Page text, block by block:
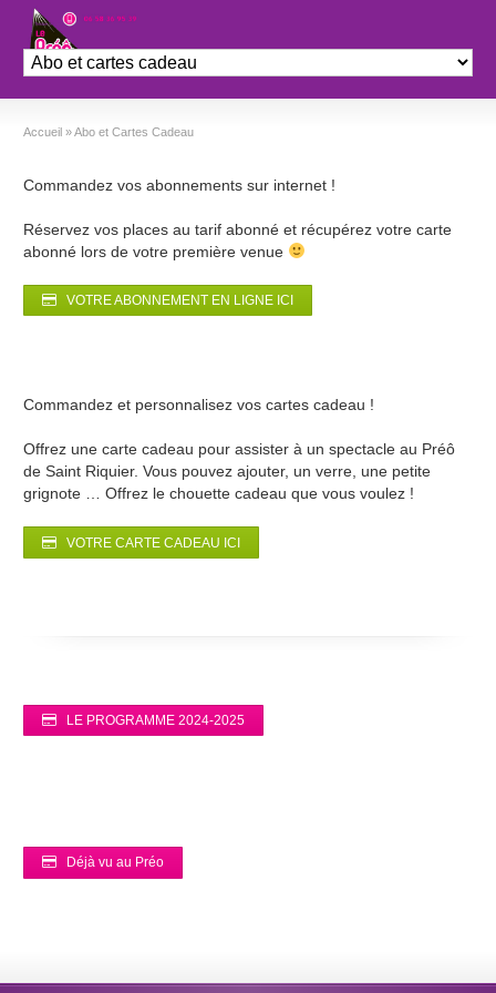
Théâtre le Préo
Accueil »Abo et Cartes Cadeau
Commandez vos abonnements sur internet !
Réservez vos places au tarif abonné et récupérez votre carte
abonné lors de votre première venue
VOTRE ABONNEMENT EN LIGNE ICI
Commandez et personnalisez vos cartes cadeau !
Offrez une carte cadeau pour assister à un spectacle au Préô
de Saint Riquier. Vous pouvez ajouter, un verre, une petite
grignote … Offrez le chouette cadeau que vous voulez !
VOTRE CARTE CADEAU ICI
LE PROGRAMME 2024-2025
Déjà vu au Préo